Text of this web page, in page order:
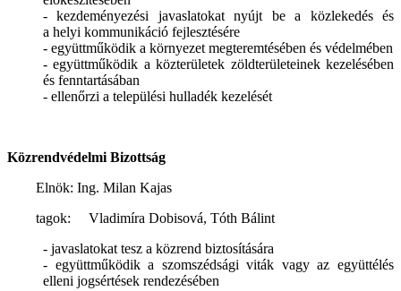
- kezdeményezési javaslatokat nyújt be a közlekedés és
a helyi kommunikáció fejlesztésére
- együttműködik a környezet megteremtésében és védelmében
- együttműködik a közterületek zöldterületeinek kezelésében
és fenntartásában
- ellenőrzi a települési hulladék kezelését
Közrendvédelmi Bizottság
Elnök: Ing. Milan Kajas
tagok:
Vladimíra Dobisová, Tóth Bálint
- javaslatokat tesz a közrend biztosítására
- együttműködik a szomszédsági viták vagy az együttélés
elleni jogsértések rendezésében